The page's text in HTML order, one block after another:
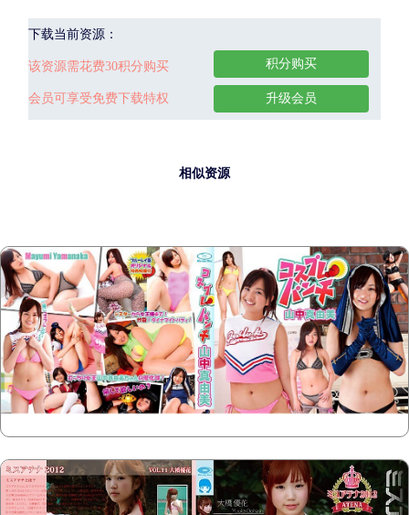
下载当前资源：
该资源需花费30积分购买
会员可享受免费下载特权
积分购买
升级会员
相似资源